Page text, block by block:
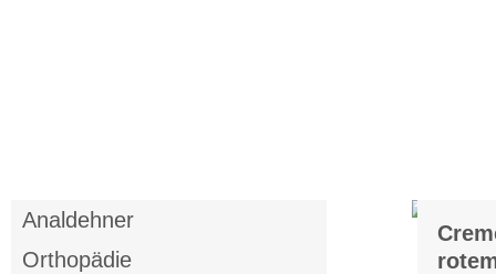
Analdehner
Orthopädie